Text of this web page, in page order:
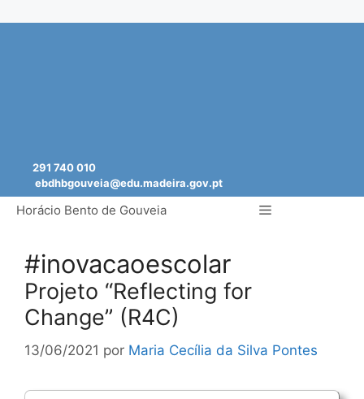
291 740 010
ebdhbgouveia@edu.madeira.gov.pt
Horácio Bento de Gouveia Menu
#inovacaoescolar
Projeto “Reflecting for
Change” (R4C)
13/06/2021 por Maria Cecília da Silva Pontes